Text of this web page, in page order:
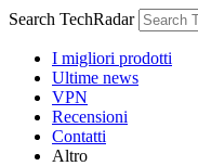
Search TechRadar
I migliori prodotti
Ultime news
VPN
Recensioni
Contatti
Altro